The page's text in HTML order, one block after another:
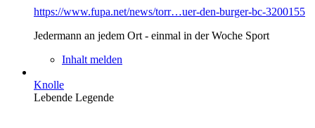
https://www.fupa.net/news/torr…uer-den-burger-bc-3200155
Jedermann an jedem Ort - einmal in der Woche Sport
Inhalt melden
Knolle
Lebende Legende